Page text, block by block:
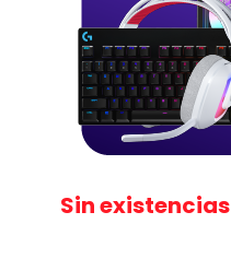
Sin existencias